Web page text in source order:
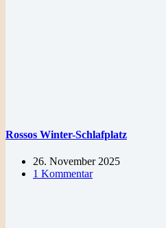
Rossos Winter-Schlafplatz
26. November 2025
1 Kommentar